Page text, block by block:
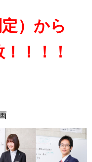
）から
！！！